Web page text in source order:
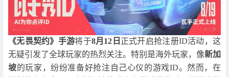
《无畏契约》手游将于8月12日 正式开启抢注册ID活动，这
无疑引发了全球玩家的热烈关注。特别是海外玩家，像新加
坡的玩家，纷纷准备好抢注自己心仪的游戏ID。然而，在